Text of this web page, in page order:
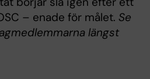
– enade för målet. Se
längst